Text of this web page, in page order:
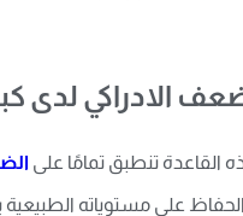
الادراكي لدى
القاعدة تنطبق تمامًا على
على مستوياته